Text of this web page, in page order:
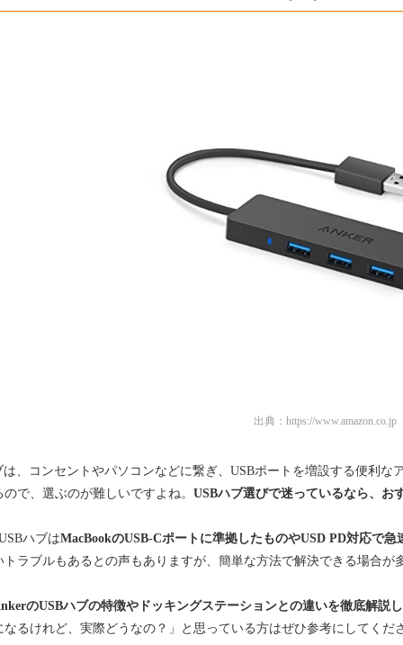
出典： https://www.amazon.co.jp
は、コンセントやパソコンなどに繋ぎ、USBポートを増設する便利な
ので、選ぶのが難しいですよね。 USBハブ選びで迷っているなら、お
ハブはMacBookのUSB-Cポートに準拠したものやUSD PD対応で
トラブルもあるとの声もありますが、簡単な方法で解決できる場合が
のUSBハブの特徴やドッキングステーションとの違いを徹底解説
なるけれど、実際どうなの？」と思っている方はぜひ参考にしてくだ